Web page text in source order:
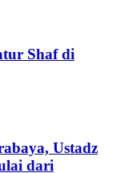
Shaf di
Ustadz
dari